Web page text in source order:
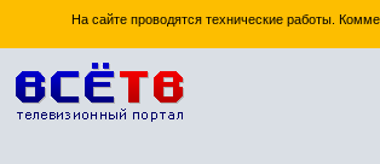
На сайте проводятся технические работы.